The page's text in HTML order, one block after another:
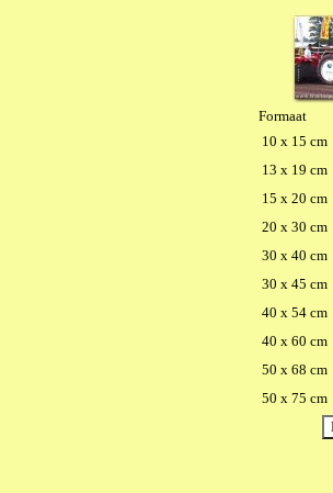
Formaat
10 x 15 cm
13 x 19 cm
15 x 20 cm
20 x 30 cm
30 x 40 cm
30 x 45 cm
40 x 54 cm
40 x 60 cm
50 x 68 cm
50 x 75 cm